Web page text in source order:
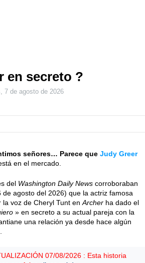
en secreto ?
7 de agosto de 2026
señores… Parece que Judy Greer
en el mercado.
del Washington Daily News corroboraban
de agosto del 2026) que la actriz famosa
la voz de Cheryl Tunt en Archer ha dado el
» en secreto a su actual pareja con la
una relación ya desde hace algún
07/08/2026 : Esta historia